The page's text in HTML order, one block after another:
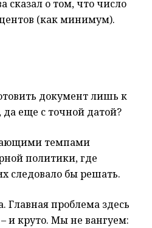
сказал о том, что число
(как минимум).
документ лишь к
еще с точной датой?
темпами
политики, где
следовало бы решать.
Главная проблема здесь
и круто. Мы не вангуем: